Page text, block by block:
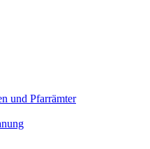
und Pfarrämter